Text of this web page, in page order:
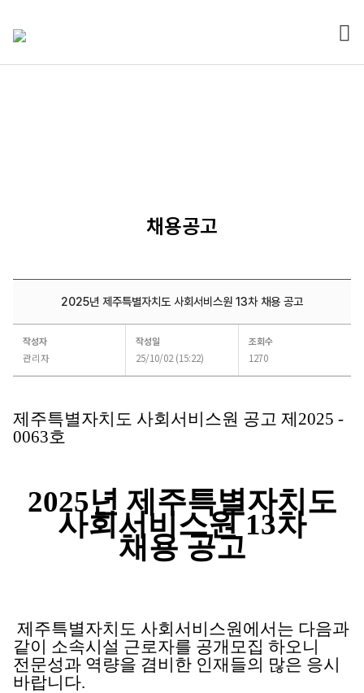
열기
채용공고
2025년
제주특별자치도
13차
채용
공고에
작성자,
작성일,
2025년 제주특별자치도 사회서비스원 13차 채용 공고
작성자
관리자
작성일
25/10/02 (15:22)
조회수
1270
제주특별자치도 사회서비스원 공고 제2025 -
0063호
2025년 제주특별자치도
사회서비스원 13차
채용 공고
제주특별자치도 사회서비스원에서는 다음과
같이 소속시설 근로자를 공개모집 하오니
전문성과 역량을 겸비한 인재들의 많은 응시
바랍니다.